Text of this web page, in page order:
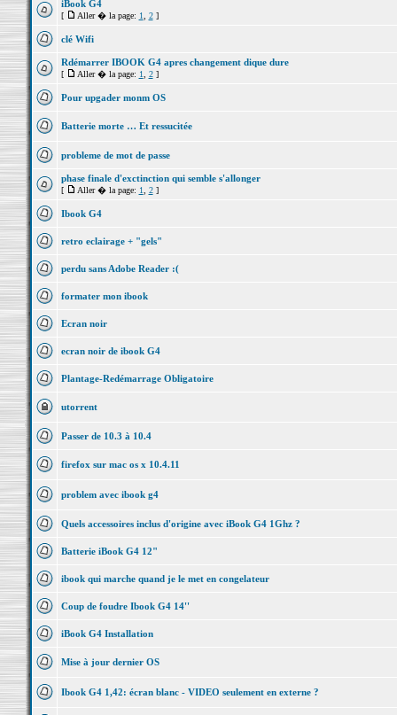
iBook G4
[ Aller � la page: 1 2]
clé Wifi
Rdémarrer IBOOK G4 apres changement dique dure
[ Aller � la page: 1 2]
Pour upgader monm OS
Batterie morte … Et ressucitée
probleme de mot de passe
phase finale d'exctinction qui semble s'allonger
[ Aller � la page: 1 2]
Ibook G4
retro eclairage + "gels"
perdu sans Adobe Reader :(
formater mon ibook
Ecran noir
ecran noir de ibook G4
Plantage-Redémarrage Obligatoire
utorrent
Passer de 10.3 à 10.4
firefox sur mac os x 10.4.11
problem avec ibook g4
Quels accessoires inclus d'origine avec iBook G4 1Ghz ?
Batterie iBook G4 12"
ibook qui marche quand je le met en congelateur
Coup de foudre Ibook G4 14''
iBook G4 Installation
Mise à jour dernier OS
Ibook G4 1,42: écran blanc - VIDEO seulement en externe ?